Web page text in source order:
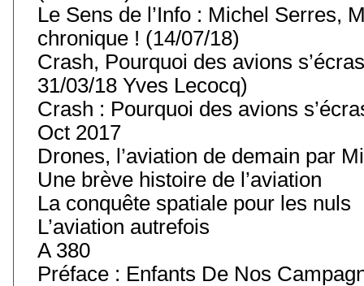
Le Sens de l’Info : Michel Serres,
chronique ! (14/07/18)
Crash, Pourquoi des avions
31/03/18 Yves Lecocq)
Crash : Pourquoi des avions
Oct 2017
Drones, l’aviation de demain par
Une brève histoire de l’aviation
La conquête spatiale pour les nuls
L’aviation autrefois
A 380
Préface : Enfants De Nos